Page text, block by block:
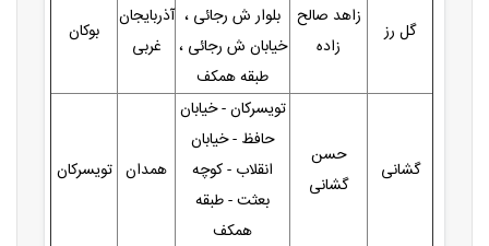
گل رز
زاهد صالح
زاده
بلوار ش رجائی ،
خیابان ش رجائی ،
طبقه همکف
آذربایجان
غربی
بوکان
گشانی
حسن
گشانی
تویسرکان - خیابان
حافظ - خیابان
انقلاب - کوچه
بعثت - طبقه
همکف
همدان تویسرکان